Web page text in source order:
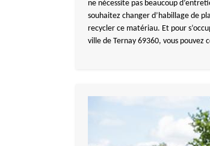
ne nécessite pas beaucoup
souhaitez changer d’habillage de
recycler ce matériau. Et pour
ville de Ternay 69360, vous pouvez